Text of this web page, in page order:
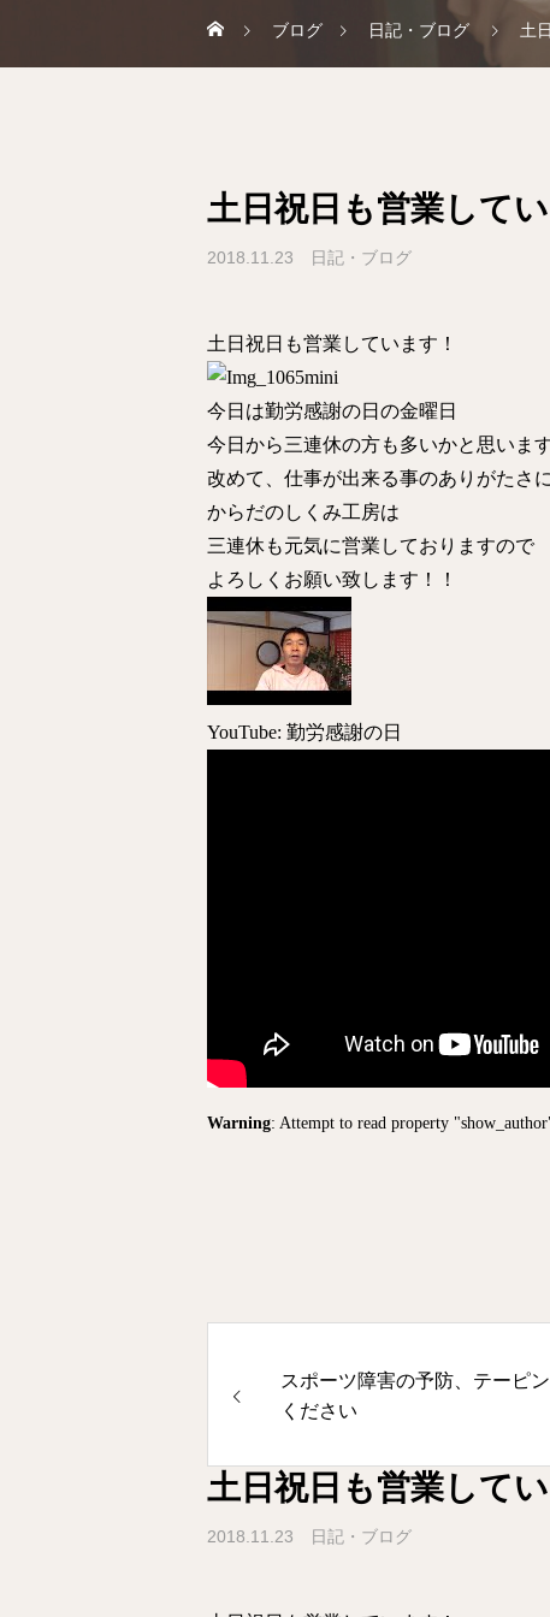
ブログ 日記・ブログ 土
土日祝日も営業してい
2018.11.23 日記・ブログ
土日祝日も営業しています！
今日は勤労感謝の日の金曜日
今日から三連休の方も多いかと思いま
改めて、仕事が出来る事のありがたさ
からだのしくみ工房は
三連休も元気に営業しておりますので
よろしくお願い致します！！
YouTube: 勤労感謝の日
Warning: Attempt to read property
スポーツ障害の予防、テーピ
ください
土日祝日も営業してい
2018.11.23 日記・ブログ